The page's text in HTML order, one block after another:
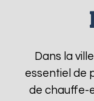
Dans la
essentiel de
de chauffe-